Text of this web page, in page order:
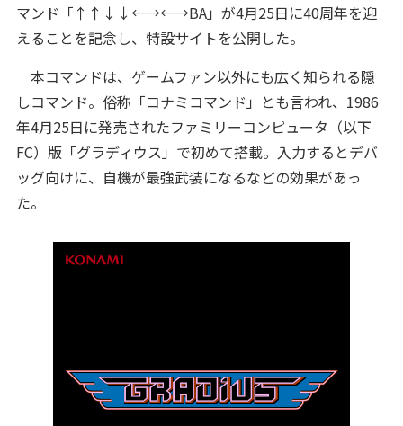
マンド「↑↑↓↓←→←→BA」が4月25日に40周年を迎
えることを記念し、特設サイトを公開した。
本コマンドは、ゲームファン以外にも広く知られる隠
しコマンド。俗称「コナミコマンド」とも言われ、1986
年4月25日に発売されたファミリーコンピュータ（以下
FC）版「グラディウス」で初めて搭載。入力するとデバ
ッグ向けに、自機が最強武装になるなどの効果があっ
た。